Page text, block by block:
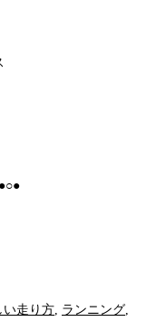
い走り方 ランニング